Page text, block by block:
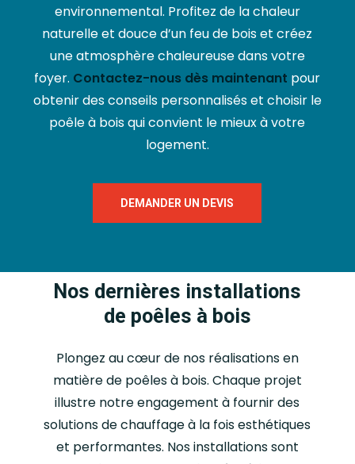
environnemental. Profitez de la chaleur
naturelle et douce d’un feu de bois et créez
une atmosphère chaleureuse dans votre
foyer. Contactez-nous dès maintenant pour
obtenir des conseils personnalisés et choisir le
poêle à bois qui convient le mieux à votre
logement.
DEMANDER UN DEVIS
Nos dernières installations
de poêles à bois
Plongez au cœur de nos réalisations en
matière de poêles à bois. Chaque projet
illustre notre engagement à fournir des
solutions de chauffage à la fois esthétiques
et performantes. Nos installations sont